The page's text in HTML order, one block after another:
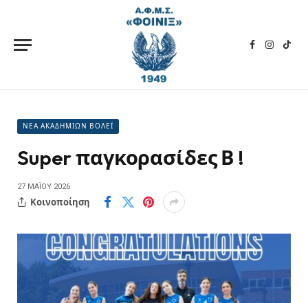
Facebook
ΝΕΑ ΑΚΑΔΗΜΙΩΝ ΒΟΛΕΪ
Super παγκορασίδες Β !
27 ΜΑΪ́ΟΥ 2026
Κοινοποίηση